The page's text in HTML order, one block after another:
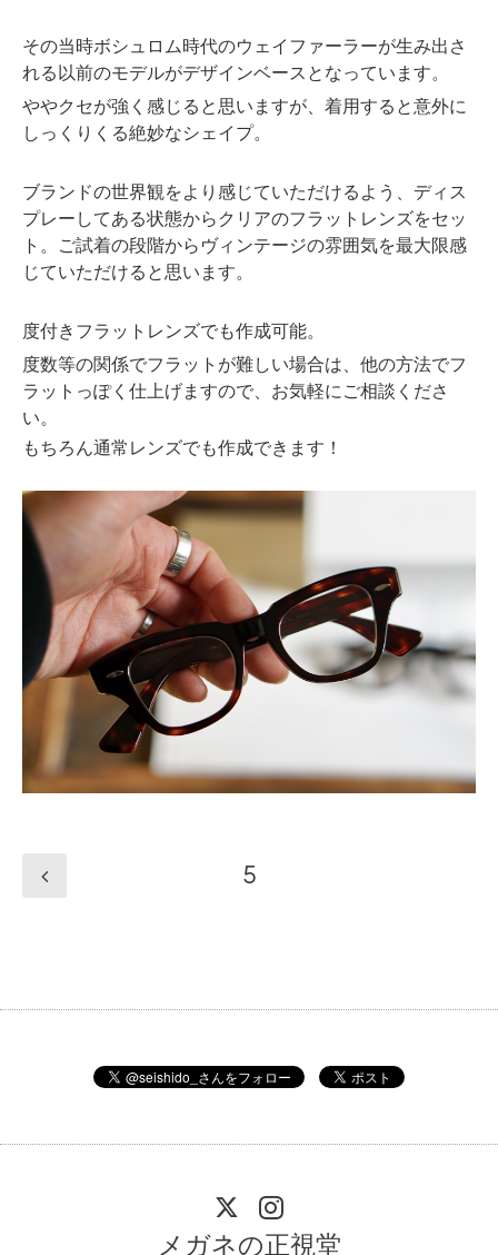
その当時ボシュロム時代のウェイファーラーが生み出さ
れる以前のモデルがデザインベースとなっています。
ややクセが強く感じると思いますが、着用すると意外に
しっくりくる絶妙なシェイプ。
ブランドの世界観をより感じていただけるよう、ディス
プレーしてある状態からクリアのフラットレンズをセッ
ト。ご試着の段階からヴィンテージの雰囲気を最大限感
じていただけると思います。
度付きフラットレンズでも作成可能。
度数等の関係でフラットが難しい場合は、他の方法でフ
ラットっぽく仕上げますので、お気軽にご相談くださ
い。
もちろん通常レンズでも作成できます！
5
メガネの正視堂